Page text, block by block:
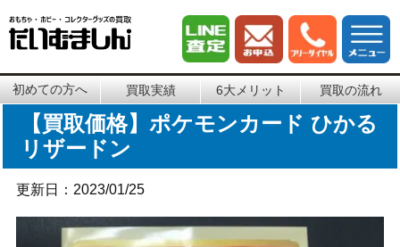
初めての方へ 買取実績 6大メリット 買取の流れ
【買取価格】ポケモンカード ひかる
リザードン
更新日：2023/01/25